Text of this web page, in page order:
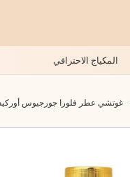
المكياج الاحترافي
غوتشي عطر فلورا جورجيوس أوركيد او